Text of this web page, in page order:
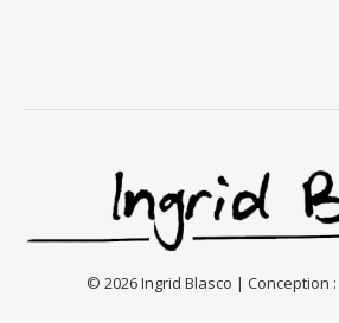
© 2026 Ingrid Blasco | Conception :